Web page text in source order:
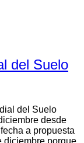
del Suelo
del Suelo
desde
a propuesta
diciembre porque